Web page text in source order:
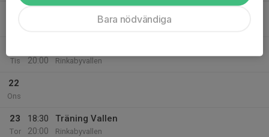
Tis
20:00
Rinkabyvallen
22
Ons
23
Tor
18:30
20:00
Träning Vallen
Rinkabyvallen
Bara nödvändiga